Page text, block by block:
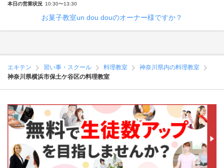
本日の営業状況 10:30〜13:30
お菓子教室un dou douのオーナー様ですか？
エキテン 習い事・スクール 料理教室
神奈川県内の料理教室
神奈川県横浜市保土ケ谷区の料理教室